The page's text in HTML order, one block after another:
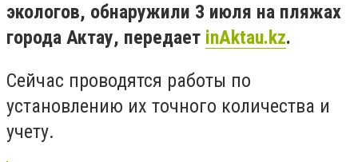
экологов, обнаружили 3 июля на пляжах
города Актау, передает inAktau.kz.
Сейчас проводятся работы по
установлению их точного количества и
учету.